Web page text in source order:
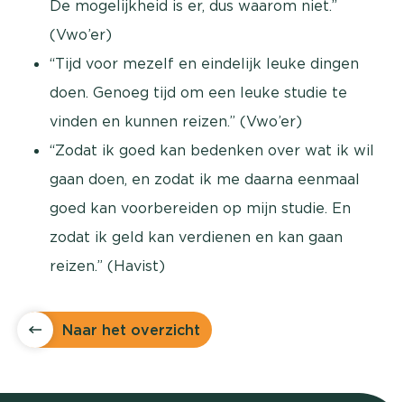
De mogelijkheid is er, dus waarom niet.”
(Vwo’er)
“Tijd voor mezelf en eindelijk leuke dingen
doen. Genoeg tijd om een leuke studie te
vinden en kunnen reizen.” (Vwo’er)
“Zodat ik goed kan bedenken over wat ik wil
gaan doen, en zodat ik me daarna eenmaal
goed kan voorbereiden op mijn studie. En
zodat ik geld kan verdienen en kan gaan
reizen.” (Havist)
Naar het overzicht